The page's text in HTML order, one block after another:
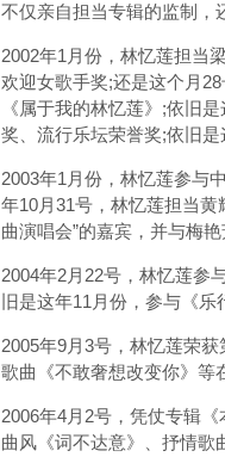
不仅亲自担当专辑的监制，
2002年1月份，林忆莲担当
欢迎女歌手奖;还是这个月
《属于我的林忆莲》;依旧
奖、流行乐坛荣誉奖;依旧
2003年1月份，林忆莲参与
年10月31号，林忆莲担当黄
曲演唱会”的嘉宾，并与梅
2004年2月22号，林忆莲参
旧是这年11月份，参与《
2005年9月3号，林忆莲荣
歌曲《不敢奢想改变你》等
2006年4月2号，凭仗专辑
曲风《词不达意》、抒情歌